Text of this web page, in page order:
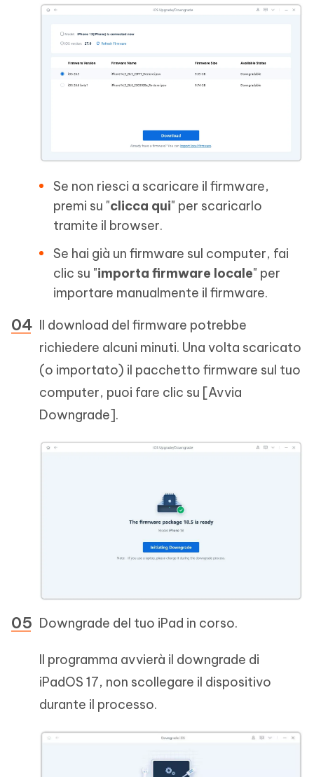
Se non riesci a scaricare il firmware,
premi su "clicca qui" per scaricarlo
tramite il browser.
Se hai già un firmware sul computer, fai
clic su "importa firmware locale" per
importare manualmente il firmware.
Il download del firmware potrebbe
richiedere alcuni minuti. Una volta scaricato
(o importato) il pacchetto firmware sul tuo
computer, puoi fare clic su [Avvia
Downgrade].
Downgrade del tuo iPad in corso.
Il programma avvierà il downgrade di
iPadOS 17, non scollegare il dispositivo
durante il processo.